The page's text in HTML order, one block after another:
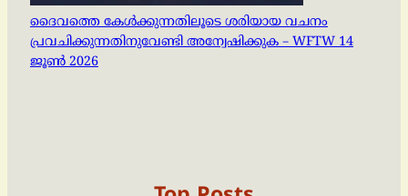
ദൈവത്തെ കേൾക്കുന്നതിലൂടെ ശരിയായ വചനം
പ്രവചിക്കുന്നതിനുവേണ്ടി അന്വേഷിക്കുക – WFTW 14
ജൂൺ 2026